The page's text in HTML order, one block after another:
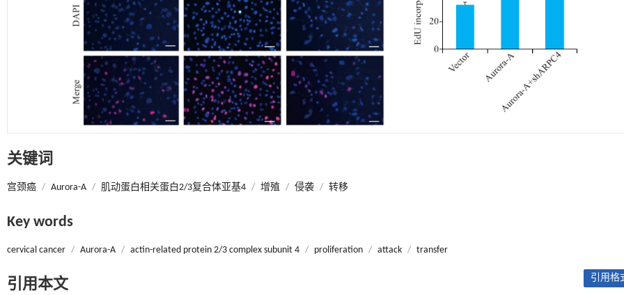
关键词
宫颈癌 / Aurora-A / 肌动蛋白相关蛋白2/3复合体亚基4 / 增殖 / 侵袭 / 转移
Key words
cervical cancer / Aurora-A / actin-related protein 2/3 complex subunit 4 / proliferation / attack / transfer
引用本文 引用格